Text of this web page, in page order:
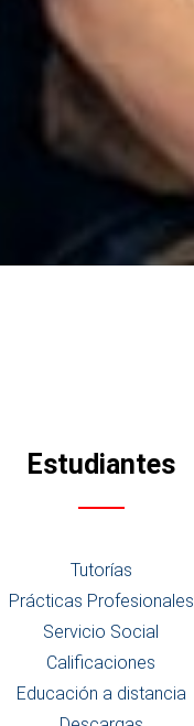
Estudiantes
Tutorías
Prácticas Profesionales
Servicio Social
Calificaciones
Educación a distancia